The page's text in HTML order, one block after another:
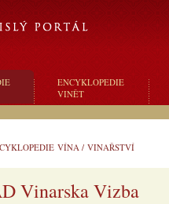
ENCYKLOPEDIE
VINĚT
VÍNA / VINAŘSTVÍ
Vinarska Vizba